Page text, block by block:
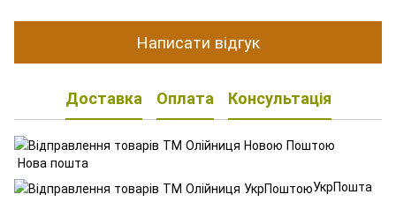
Написати відгук
Доставка Оплата Консультація
Нова пошта
УкрПошта